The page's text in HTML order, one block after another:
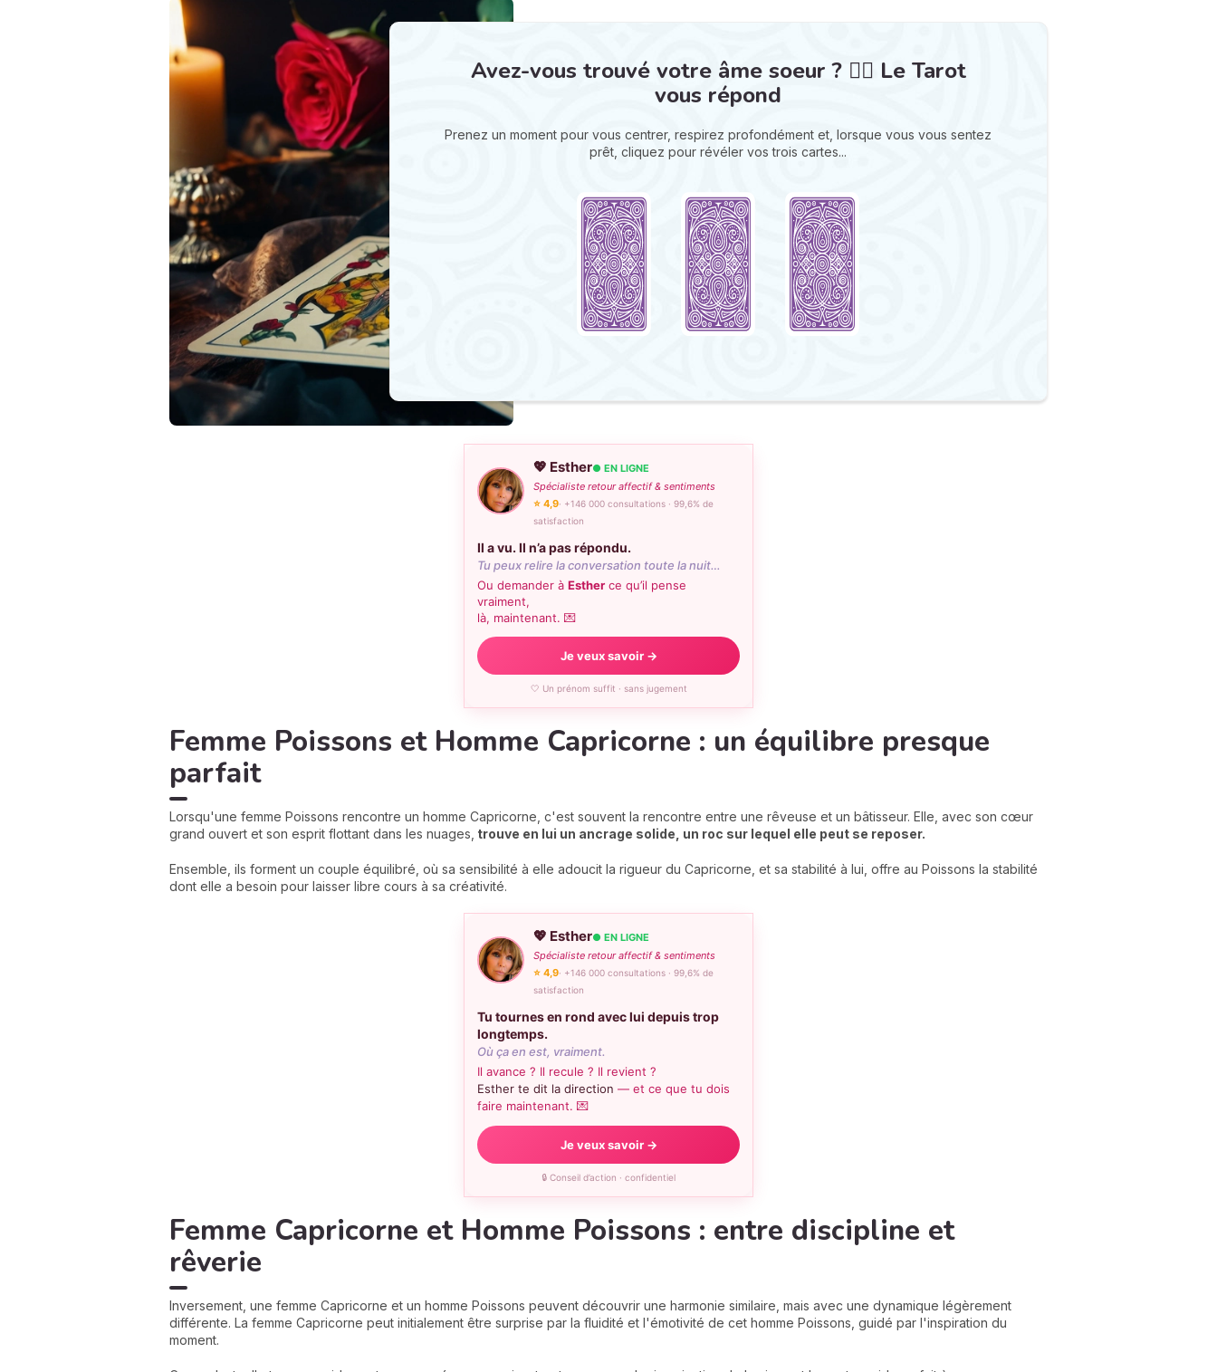
Avez-vous trouvé votre âme soeur ? ❤️‍🔥 Le Tarot
vous répond
Prenez un moment pour vous centrer, respirez profondément et, lorsque vous vous sentez
prêt, cliquez pour révéler vos trois cartes...
💖 Esther● EN LIGNE
Spécialiste retour affectif & sentiments
⭐ 4,9· +146 000 consultations · 99,6% de
satisfaction
Il a vu. Il n’a pas répondu.
Tu peux relire la conversation toute la nuit…
Ou demander à Esther ce qu’il pense
vraiment,
là, maintenant. 💌
Je veux savoir →
🤍 Un prénom suffit · sans jugement
Femme Poissons et Homme Capricorne : un équilibre presque
parfait
Lorsqu'une femme Poissons rencontre un homme Capricorne, c'est souvent la rencontre entre une rêveuse et un bâtisseur. Elle, avec son cœur
grand ouvert et son esprit flottant dans les nuages, trouve en lui un ancrage solide, un roc sur lequel elle peut se reposer.
Ensemble, ils forment un couple équilibré, où sa sensibilité à elle adoucit la rigueur du Capricorne, et sa stabilité à lui, offre au Poissons la stabilité
dont elle a besoin pour laisser libre cours à sa créativité.
💖 Esther● EN LIGNE
Spécialiste retour affectif & sentiments
⭐ 4,9· +146 000 consultations · 99,6% de
satisfaction
Tu tournes en rond avec lui depuis trop
longtemps.
Où ça en est, vraiment.
Il avance ? Il recule ? Il revient ?
Esther te dit la direction — et ce que tu dois
faire maintenant. 💌
Je veux savoir →
🔒 Conseil d’action · confidentiel
Femme Capricorne et Homme Poissons : entre discipline et
rêverie
Inversement, une femme Capricorne et un homme Poissons peuvent découvrir une harmonie similaire, mais avec une dynamique légèrement
différente. La femme Capricorne peut initialement être surprise par la fluidité et l'émotivité de cet homme Poissons, guidé par l'inspiration du
moment.